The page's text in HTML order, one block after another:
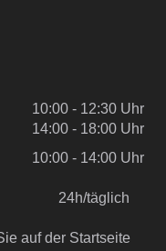
10:00 - 12:30 Uhr
14:00 - 18:00 Uhr
10:00 - 14:00 Uhr
24h/täglich
auf der Startseite